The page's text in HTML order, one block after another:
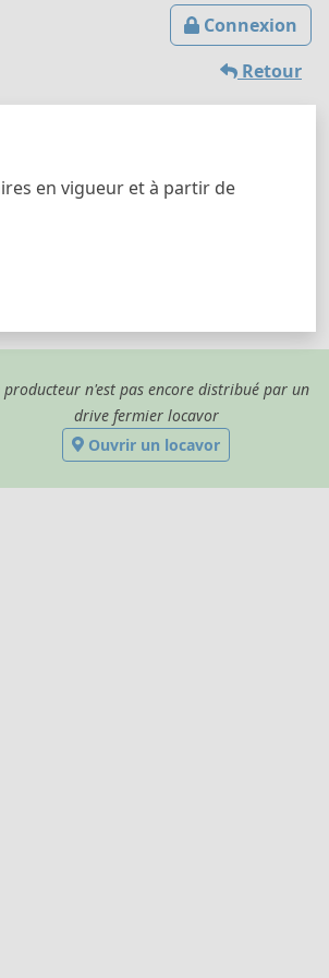
Connexion
Retour
en vigueur et à partir de
producteur n'est pas encore distribué par un
drive fermier locavor
Ouvrir un locavor